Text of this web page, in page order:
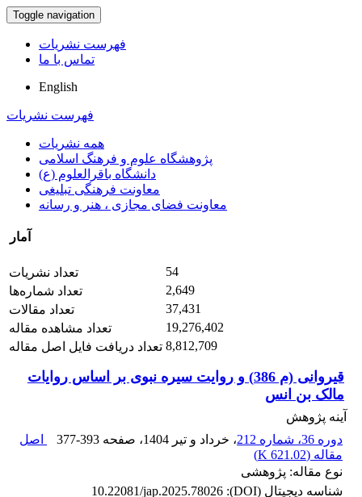
Toggle navigation
فهرست نشریات
تماس با ما
English
فهرست نشریات
همه نشریات
پژوهشگاه علوم و فرهنگ اسلامی
دانشگاه باقرالعلوم (ع)
معاونت فرهنگی تبلیغی
معاونت فضای مجازی ، هنر و رسانه
آمار
تعداد نشریات
54
تعداد شماره‌ها
2,649
تعداد مقالات
37,431
تعداد مشاهده مقاله
19,276,402
تعداد دریافت فایل اصل مقاله 8,812,709
قیروانی (م 386) و روایت سیره نبوی بر اساس روایات
مالک بن انس
آینه پژوهش
دوره 36، شماره 212
، خرداد و تیر 1404 ، صفحه 377-393
اصل
مقاله (621.02 K
)
نوع مقاله: پژوهشی
شناسه دیجیتال (DOI):
10.22081/jap.2025.78026